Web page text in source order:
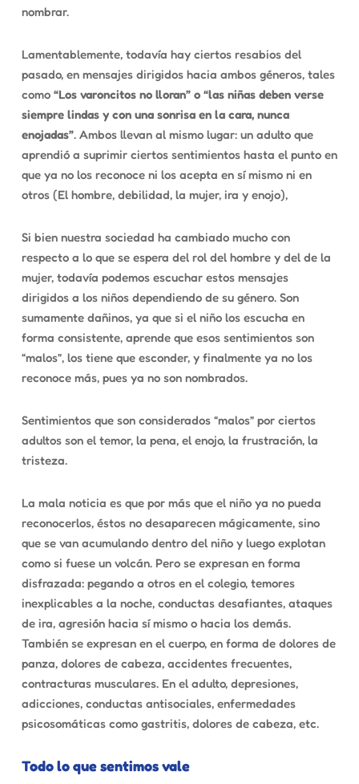
nombrar.
Lamentablemente, todavía hay ciertos resabios del
pasado, en mensajes dirigidos hacia ambos géneros, tales
como “Los varoncitos no lloran” o “las niñas deben verse
siempre lindas y con una sonrisa en la cara, nunca
enojadas”. Ambos llevan al mismo lugar: un adulto que
aprendió a suprimir ciertos sentimientos hasta el punto en
que ya no los reconoce ni los acepta en sí mismo ni en
otros (El hombre, debilidad, la mujer, ira y enojo),
Si bien nuestra sociedad ha cambiado mucho con
respecto a lo que se espera del rol del hombre y del de la
mujer, todavía podemos escuchar estos mensajes
dirigidos a los niños dependiendo de su género. Son
sumamente dañinos, ya que si el niño los escucha en
forma consistente, aprende que esos sentimientos son
“malos”, los tiene que esconder, y finalmente ya no los
reconoce más, pues ya no son nombrados.
Sentimientos que son considerados “malos” por ciertos
adultos son el temor, la pena, el enojo, la frustración, la
tristeza.
La mala noticia es que por más que el niño ya no pueda
reconocerlos, éstos no desaparecen mágicamente, sino
que se van acumulando dentro del niño y luego explotan
como si fuese un volcán. Pero se expresan en forma
disfrazada: pegando a otros en el colegio, temores
inexplicables a la noche, conductas desafiantes, ataques
de ira, agresión hacia sí mismo o hacia los demás.
También se expresan en el cuerpo, en forma de dolores de
panza, dolores de cabeza, accidentes frecuentes,
contracturas musculares. En el adulto, depresiones,
adicciones, conductas antisociales, enfermedades
psicosomáticas como gastritis, dolores de cabeza, etc.
Todo lo que sentimos vale